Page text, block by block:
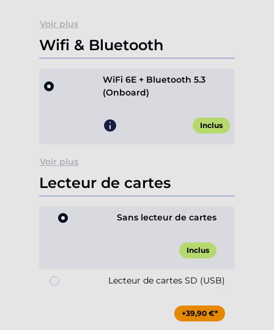
Voir plus
Wifi & Bluetooth
WiFi 6E + Bluetooth 5.3
(Onboard)
Inclus
Voir plus
Lecteur de cartes
Sans lecteur de cartes
Inclus
Lecteur de cartes SD (USB)
+39,90 €*